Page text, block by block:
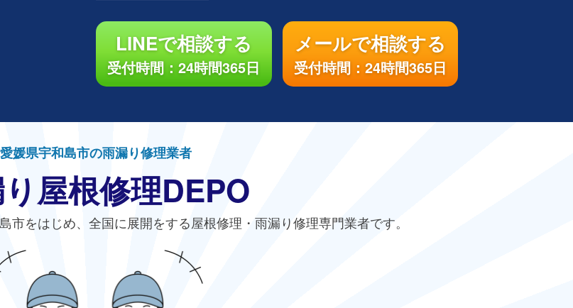
LINEで相談する
受付時間：24時間365日
メールで相談する
受付時間：24時間365日
愛媛県宇和島市の雨漏り修理業者
屋根修理DEPO
市をはじめ、全国に展開をする屋根修理・雨漏り修理専門業者です。